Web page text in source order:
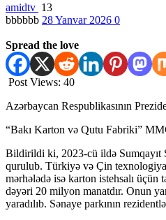
amidtv 13
bbbbbb 28 Yanvar 2026 0
Spread the love
Post Views: 40
Azərbaycan Respublikasının
“Bakı Karton və Qutu Fabriki”
Bildirildi ki, 2023-cü ildə Sumqayıt
qurulub. Türkiyə və Çin
mərhələdə isə karton istehsalı üçün
dəyəri 20 milyon manatdır. Onun
yaradılıb. Sənaye parkının